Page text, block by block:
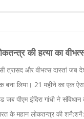
की हत्या का
त्रासद और वीभत्स दास्तां जब
बना लिया। 21 महीने का एक
पीएम इंदिरा गांधी ने संविधान
के महान लोकतन्त्र की